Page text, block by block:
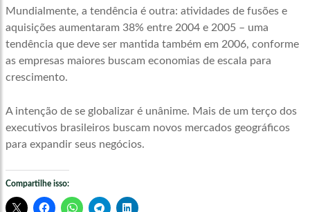
Mundialmente, a tendência é outra: atividades de fusões e
aquisições aumentaram 38% entre 2004 e 2005 – uma
tendência que deve ser mantida também em 2006, conforme
as empresas maiores buscam economias de escala para
crescimento.
A intenção de se globalizar é unânime. Mais de um terço dos
executivos brasileiros buscam novos mercados geográficos
para expandir seus negócios.
Compartilhe isso: